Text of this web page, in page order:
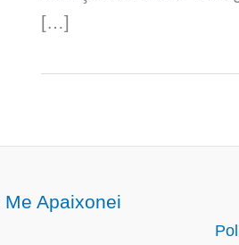
[…]
Me Apaixonei